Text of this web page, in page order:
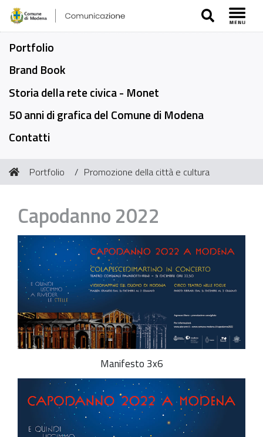
SEARCH
Portfolio
Brand Book
Storia della rete civica - Monet
50 anni di grafica del Comune di Modena
Contatti
Tu
sei
Portfolio Promozione della città e cultura
Capodanno 2022
Manifesto 3x6